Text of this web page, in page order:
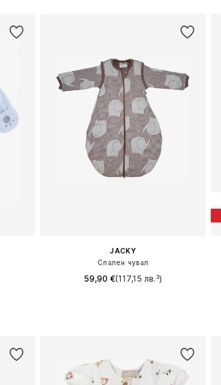
JACKY
Спален чувал
59,90 €(117,15 лв.³)